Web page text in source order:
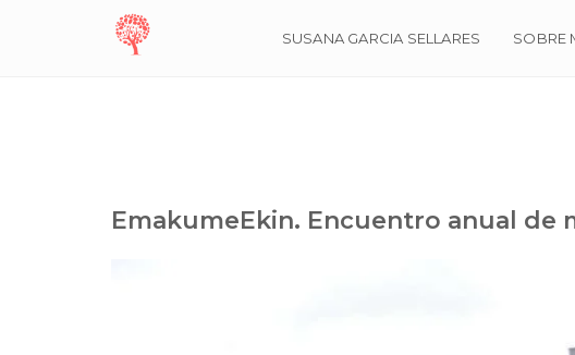
SUSANA GARCIA SELLARES SOBRE
EmakumeEkin. Encuentro anual de